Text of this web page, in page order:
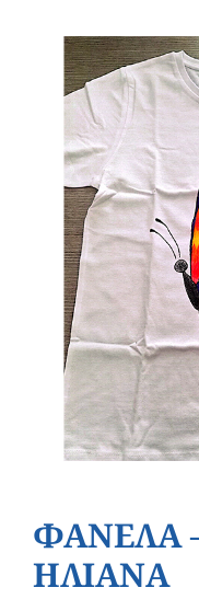
Επικοινωνία
Εισφορές
ΦΑΝΕΛΑ
ΗΛΙΑΝΑ